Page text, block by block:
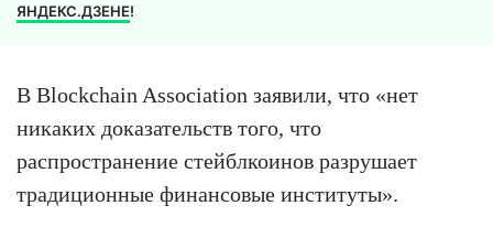
ЯНДЕКС.ДЗЕНЕ!
В Blockchain Association заявили, что «нет
никаких доказательств того, что
распространение стейблкоинов разрушает
традиционные финансовые институты».